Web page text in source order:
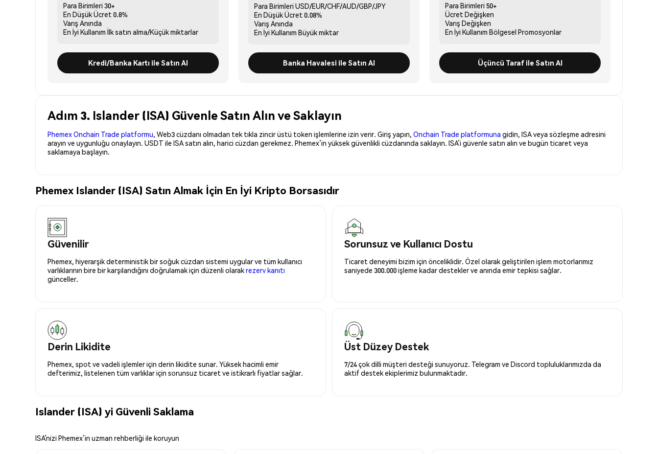
Para Birimleri 30+
En Düşük Ücret 0.8%
Varış Anında
En İyi Kullanım İlk satın alma/Küçük miktarlar
Kredi/Banka Kartı ile Satın Al
Para Birimleri USD/EUR/CHF/AUD/GBP/JPY
En Düşük Ücret 0.08%
Varış Anında
En İyi Kullanım Büyük miktar
Banka Havalesi ile Satın Al
Para Birimleri 50+
Ücret Değişken
Varış Değişken
En İyi Kullanım Bölgesel Promosyonlar
Üçüncü Taraf ile Satın Al
Adım 3. Islander (ISA) Güvenle Satın Alın ve Saklayın
Phemex Onchain Trade platformu, Web3 cüzdanı olmadan tek tıkla zincir üstü token işlemlerine izin verir. Giriş yapın, Onchain Trade platformuna gidin, ISA veya sözleşme adresini
arayın ve uygunluğu onaylayın. USDT ile ISA satın alın, harici cüzdan gerekmez. Phemex’in yüksek güvenlikli cüzdanında saklayın. ISA’i güvenle satın alın ve bugün ticaret veya
saklamaya başlayın.
Phemex Islander (ISA) Satın Almak İçin En İyi Kripto Borsasıdır
Güvenilir
Phemex, hiyerarşik deterministik bir soğuk cüzdan sistemi uygular ve tüm kullanıcı
varlıklarının bire bir karşılandığını doğrulamak için düzenli olarakrezerv kanıtı
günceller.
Sorunsuz ve Kullanıcı Dostu
Ticaret deneyimi bizim için önceliklidir. Özel olarak geliştirilen işlem motorlarımız
saniyede 300.000 işleme kadar destekler ve anında emir tepkisi sağlar.
Derin Likidite
Phemex, spot ve vadeli işlemler için derin likidite sunar. Yüksek hacimli emir
defterimiz, listelenen tüm varlıklar için sorunsuz ticaret ve istikrarlı fiyatlar sağlar.
Üst Düzey Destek
7/24 çok dilli müşteri desteği sunuyoruz. Telegram ve Discord topluluklarımızda da
aktif destek ekiplerimiz bulunmaktadır.
Islander (ISA) yi Güvenli Saklama
ISA’nizi Phemex’in uzman rehberliği ile koruyun